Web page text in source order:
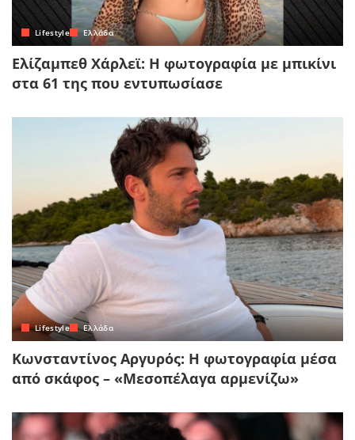
Lifestyle Ελλάδα
Ελίζαμπεθ Χάρλεϊ: Η φωτογραφία με μπικίνι
στα 61 της που εντυπωσίασε
Lifestyle Ελλάδα
Κωνσταντίνος Αργυρός: Η φωτογραφία μέσα
από σκάφος – «Μεσοπέλαγα αρμενίζω»